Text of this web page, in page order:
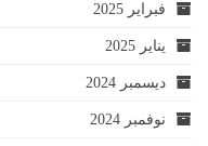
فبراير 2025
يناير 2025
ديسمبر 2024
نوفمبر 2024